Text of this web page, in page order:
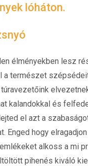
lóháton.
élményekben lesz
a természet
kalandokkal és
el azt a
Enged hogy
alkoss a mi
pihenés kiváló